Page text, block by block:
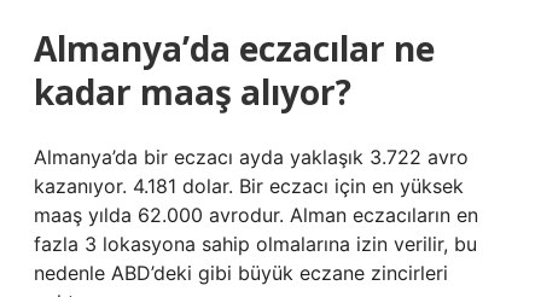
Almanya’da eczacılar ne
kadar maaş alıyor?
Almanya’da bir eczacı ayda yaklaşık 3.722 avro
kazanıyor. 4.181 dolar. Bir eczacı için en yüksek
maaş yılda 62.000 avrodur. Alman eczacıların en
fazla 3 lokasyona sahip olmalarına izin verilir, bu
nedenle ABD’deki gibi büyük eczane zincirleri